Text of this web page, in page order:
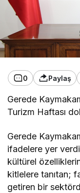
0 Paylaş
Gerede
Turizm Haftası
Gerede
ifadelere yer
kültürel
kitlelere tanıtan;
getiren bir